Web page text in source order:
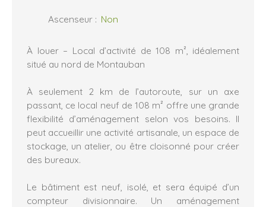
Ascenseur : Non
À louer – Local d’activité de 108 m², idéalement
situé au nord de Montauban
À seulement 2 km de l’autoroute, sur un axe
passant, ce local neuf de 108 m² offre une grande
flexibilité d’aménagement selon vos besoins. Il
peut accueillir une activité artisanale, un espace de
stockage, un atelier, ou être cloisonné pour créer
des bureaux.
Le bâtiment est neuf, isolé, et sera équipé d’un
compteur divisionnaire. Un aménagement